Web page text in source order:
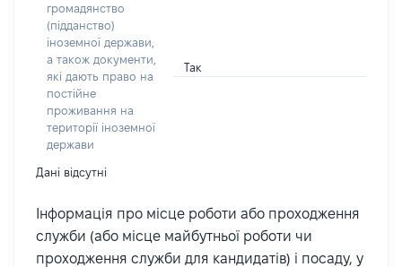
громадянство
(підданство)
іноземної держави,
а також документи,
які дають право на
постійне
проживання на
території іноземної
держави
Так
Дані відсутні
Інформація про місце роботи або проходження
служби (або місце майбутньої роботи чи
проходження служби для кандидатів) і посаду, у